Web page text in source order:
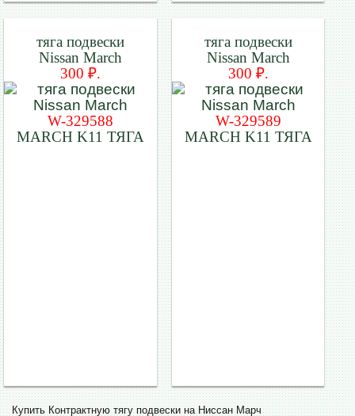
тяга подвески
Nissan March
300 ₽.
W-329588
MARCH K11 ТЯГА
тяга подвески
Nissan March
300 ₽.
W-329589
MARCH K11 ТЯГА
Купить Контрактную тягу подвески на Ниссан Марч